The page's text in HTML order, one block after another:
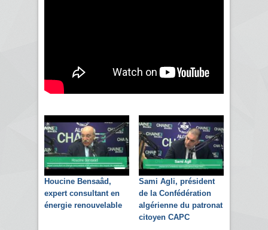
Houcine Bensaâd,
expert consultant en
énergie renouvelable
Sami Agli, président
de la Confédération
algérienne du patronat
citoyen CAPC